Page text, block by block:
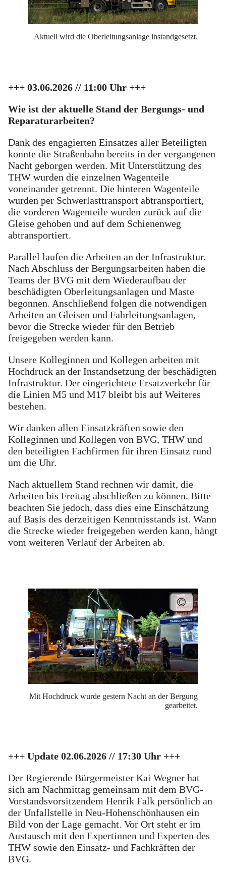
Aktuell wird die Oberleitungsanlage instandgesetzt.
+++ 03.06.2026 // 11:00 Uhr +++
Wie ist der aktuelle Stand der Bergungs- und
Reparaturarbeiten?
Dank des engagierten Einsatzes aller Beteiligten
konnte die Straßenbahn bereits in der vergangenen
Nacht geborgen werden. Mit Unterstützung des
THW wurden die einzelnen Wagenteile
voneinander getrennt. Die hinteren Wagenteile
wurden per Schwerlasttransport abtransportiert,
die vorderen Wagenteile wurden zurück auf die
Gleise gehoben und auf dem Schienenweg
abtransportiert.
Parallel laufen die Arbeiten an der Infrastruktur.
Nach Abschluss der Bergungsarbeiten haben die
Teams der BVG mit dem Wiederaufbau der
beschädigten Oberleitungsanlagen und Maste
begonnen. Anschließend folgen die notwendigen
Arbeiten an Gleisen und Fahrleitungsanlagen,
bevor die Strecke wieder für den Betrieb
freigegeben werden kann.
Unsere Kolleginnen und Kollegen arbeiten mit
Hochdruck an der Instandsetzung der beschädigten
Infrastruktur. Der eingerichtete Ersatzverkehr für
die Linien M5 und M17 bleibt bis auf Weiteres
bestehen.
Wir danken allen Einsatzkräften sowie den
Kolleginnen und Kollegen von BVG, THW und
den beteiligten Fachfirmen für ihren Einsatz rund
um die Uhr.
Nach aktuellem Stand rechnen wir damit, die
Arbeiten bis Freitag abschließen zu können. Bitte
beachten Sie jedoch, dass dies eine Einschätzung
auf Basis des derzeitigen Kenntnisstands ist. Wann
die Strecke wieder freigegeben werden kann, hängt
vom weiteren Verlauf der Arbeiten ab.
Mit Hochdruck wurde gestern Nacht an der Bergung
gearbeitet.
+++ Update 02.06.2026 // 17:30 Uhr +++
Der Regierende Bürgermeister Kai Wegner hat
sich am Nachmittag gemeinsam mit dem BVG-
Vorstandsvorsitzendem Henrik Falk persönlich an
der Unfallstelle in Neu-Hohenschönhausen ein
Bild von der Lage gemacht. Vor Ort steht er im
Austausch mit den Expertinnen und Experten des
THW sowie den Einsatz- und Fachkräften der
BVG.